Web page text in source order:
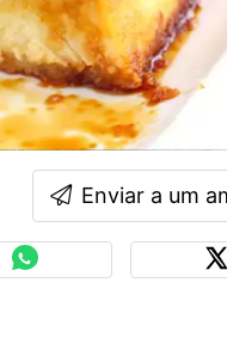
Enviar a um